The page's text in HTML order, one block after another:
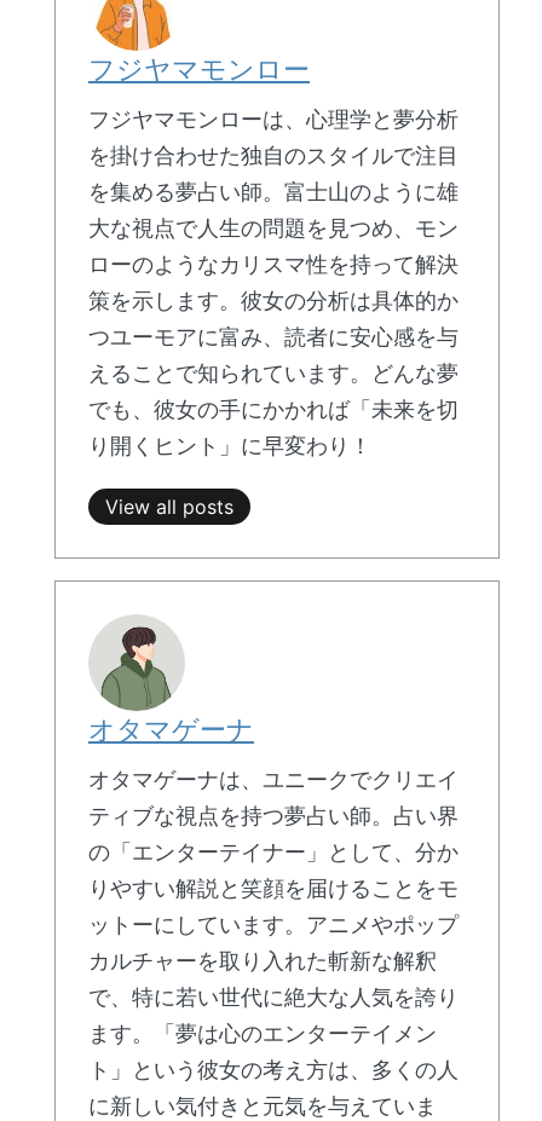
フジヤマモンロー
フジヤマモンローは、心理学と夢分析
を掛け合わせた独自のスタイルで注目
を集める夢占い師。富士山のように雄
大な視点で人生の問題を見つめ、モン
ローのようなカリスマ性を持って解決
策を示します。彼女の分析は具体的か
つユーモアに富み、読者に安心感を与
えることで知られています。どんな夢
でも、彼女の手にかかれば「未来を切
り開くヒント」に早変わり！
View all posts
オタマゲーナ
オタマゲーナは、ユニークでクリエイ
ティブな視点を持つ夢占い師。占い界
の「エンターテイナー」として、分か
りやすい解説と笑顔を届けることをモ
ットーにしています。アニメやポップ
カルチャーを取り入れた斬新な解釈
で、特に若い世代に絶大な人気を誇り
ます。「夢は心のエンターテイメン
ト」という彼女の考え方は、多くの人
に新しい気付きと元気を与えていま